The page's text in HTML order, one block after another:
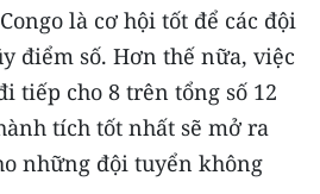
phía Bắc
là cơ hội tốt để các đội
điểm số. Hơn thế nữa, việc
tiếp cho 8 trên tổng số 12
tích tốt nhất sẽ mở ra
những đội tuyển không